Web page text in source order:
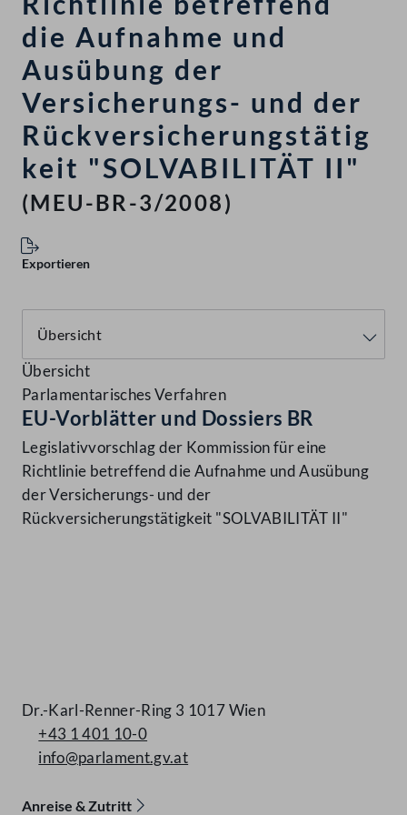
die Aufnahme und
Ausübung der
Versicherungs- und der
Rückversicherungstätig
keit "SOLVABILITÄT II"
(MEU-BR-3/2008)
Exportieren
Übersicht
Parlamentarisches Verfahren
EU-Vorblätter und Dossiers BR
Legislativvorschlag der Kommission für eine
Richtlinie betreffend die Aufnahme und Ausübung
der Versicherungs- und der
Rückversicherungstätigkeit "SOLVABILITÄT II"
Dr.-Karl-Renner-Ring 3 1017 Wien
+43 1 401 10-0
info@parlament.gv.at
Anreise & Zutritt